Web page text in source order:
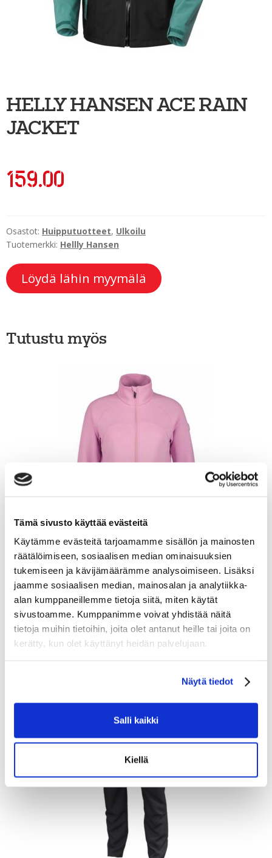
Tämä sivusto käyttää evästeitä
Käytämme evästeitä tarjoamamme sisällön ja mainosten
räätälöimiseen, sosiaalisen median ominaisuuksien
tukemiseen ja kävijämäärämme analysoimiseen. Lisäksi
jaamme sosiaalisen median, mainosalan ja analytiikka-
alan kumppaneillemme tietoja siitä, miten käytät
sivustoamme. Kumppanimme voivat yhdistää näitä
tietoja muihin tietoihin, joita olet antanut heille tai joita on
kerätty, kun olet käyttänyt heidän palvelujaan.
Näytä tiedot
Salli kaikki
Kiellä
Sportia-tili
HELLY HANSEN ACE RAIN
JACKET
159.00
Osastot: Huipputuotteet, Ulkoilu
Tuotemerkki: Hellly Hansen
Löydä lähin myymälä
Tutustu myös
LUHTA ASKAIS MIDLAYERI
59.95
Tarkastele tuotetta